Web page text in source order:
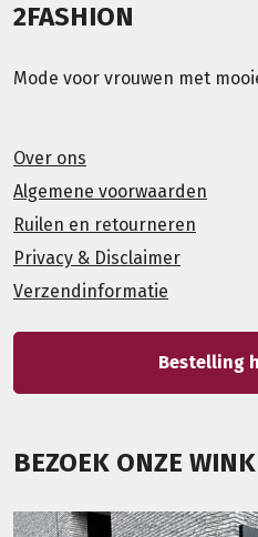
2FASHION
Mode voor vrouwen met
Over ons
Algemene voorwaarden
Ruilen en retourneren
Privacy & Disclaimer
Verzendinformatie
Bestelling
BEZOEK ONZE